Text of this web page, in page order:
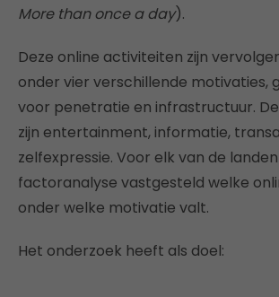
More than once a day).
Deze online activiteiten zijn
onder vier verschillende motivaties,
voor penetratie en infrastructuur.
zijn entertainment, informatie,
zelfexpressie. Voor elk van de
factoranalyse vastgesteld welke
onder welke motivatie valt.
Het onderzoek heeft als doel: